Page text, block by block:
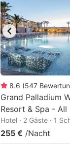
8.6 (547
Grand Palladium
Resort & Spa - All
Hotel · 2 Gäste · 1
255 € /Nacht